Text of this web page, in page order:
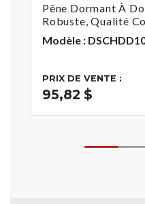
Pêne Dormant À
Robuste, Qualité
Modèle :
PRIX DE VENTE :
95,82 $